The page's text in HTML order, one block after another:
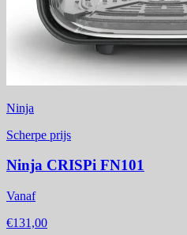
Ninja
Scherpe prijs
Ninja CRISPi FN101
Vanaf
€131,00